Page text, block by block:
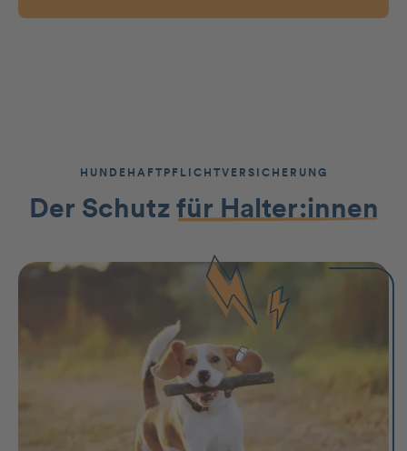
HUNDEHAFTPFLICHTVERSICHERUNG
Der Schutz für Halter:innen